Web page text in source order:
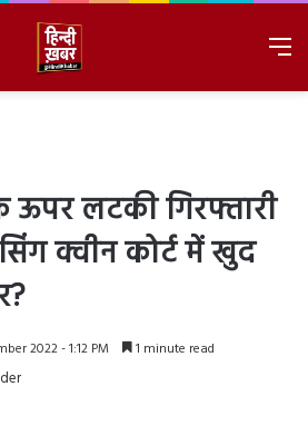
ऊपर लटकी गिरफ्तारी
क्वीन कोर्ट में खुद
2022 - 1:12 PM 1 minute read